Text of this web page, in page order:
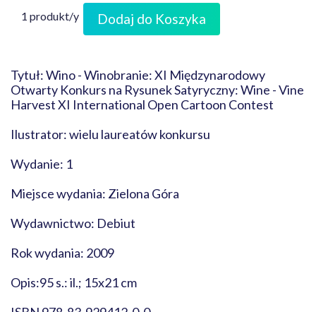
1 produkt/y Dodaj do Koszyka
Tytuł: Wino - Winobranie: XI Międzynarodowy
Otwarty Konkurs na Rysunek Satyryczny: Wine - Vine
Harvest XI International Open Cartoon Contest
Ilustrator: wielu laureatów konkursu
Wydanie: 1
Miejsce wydania: Zielona Góra
Wydawnictwo: Debiut
Rok wydania: 2009
Opis:95 s.: il.; 15x21 cm